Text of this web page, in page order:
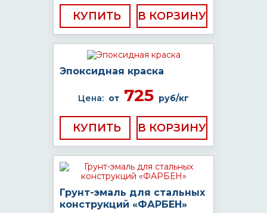
КУПИТЬ
Эпоксидная краска
Цена: от 725 руб/кг
КУПИТЬ
Грунт-эмаль для стальных
конструкций «ФАРБЕН»